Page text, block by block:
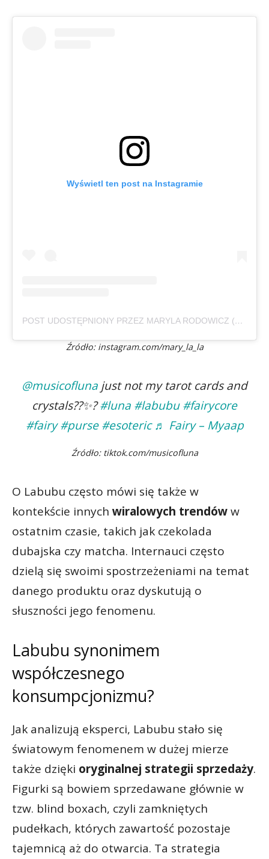
Wyświetl ten post na Instagramie
POST UDOSTĘPNIONY PRZEZ MARYLA RODOWICZ (@MARY_LA_LA)
Źródło: instagram.com/mary_la_la
@musicofluna just not my tarot cards and
crystals??✨?#luna #labubu #fairycore
#fairy #purse #esoteric ♬ Fairy – Myaap
Źródło: tiktok.com/musicofluna
O Labubu często mówi się także w
kontekście innych wiralowych trendóww
ostatnim czasie, takich jak czekolada
dubajska czy matcha. Internauci często
dzielą się swoimi spostrzeżeniami na temat
danego produktu oraz dyskutują o
słuszności jego fenomenu.
Labubu synonimem
współczesnego
konsumpcjonizmu?
Jak analizują eksperci, Labubu stało się
światowym fenomenem w dużej mierze
także dzięki oryginalnej strategii sprzedaży.
Figurki są bowiem sprzedawane głównie w
tzw. blind boxach, czyli zamkniętych
pudełkach, których zawartość pozostaje
tajemnicą aż do otwarcia. Ta strategia